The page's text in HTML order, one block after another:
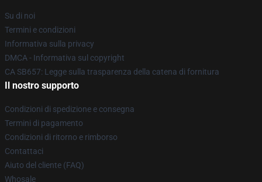
Su di noi
Termini e condizioni
Informativa sulla privacy
DMCA - Informativa sul copyright
CA SB657: Legge sulla trasparenza della catena di fornitura
Il nostro supporto
Condizioni di spedizione e consegna
Termini di pagamento
Condizioni di ritorno e rimborso
Contattaci
Aiuto del cliente (FAQ)
Whosale